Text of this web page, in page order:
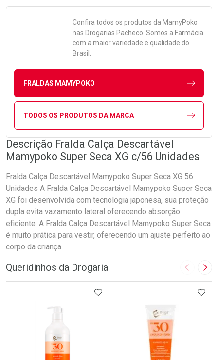
Confira todos os produtos da MamyPoko
nas Drogarias Pacheco. Somos a Farmácia
com a maior variedade e qualidade do
Brasil.
FRALDAS MAMYPOKO
TODOS OS PRODUTOS DA MARCA
Descrição Fralda Calça Descartável
Mamypoko Super Seca XG c/56 Unidades
Fralda Calça Descartável Mamypoko Super Seca XG 56
Unidades A Fralda Calça Descartável Mamypoko Super Seca
XG foi desenvolvida com tecnologia japonesa, sua proteção
dupla evita vazamento lateral oferecendo absorção
eficiente. A Fralda Calça Descartável Mamypoko Super Seca
é muito prática para vestir, oferecendo um ajuste perfeito ao
corpo da criança.
Queridinhos da Drogaria Imagem
ADICIONAR AOS FAVORITOS